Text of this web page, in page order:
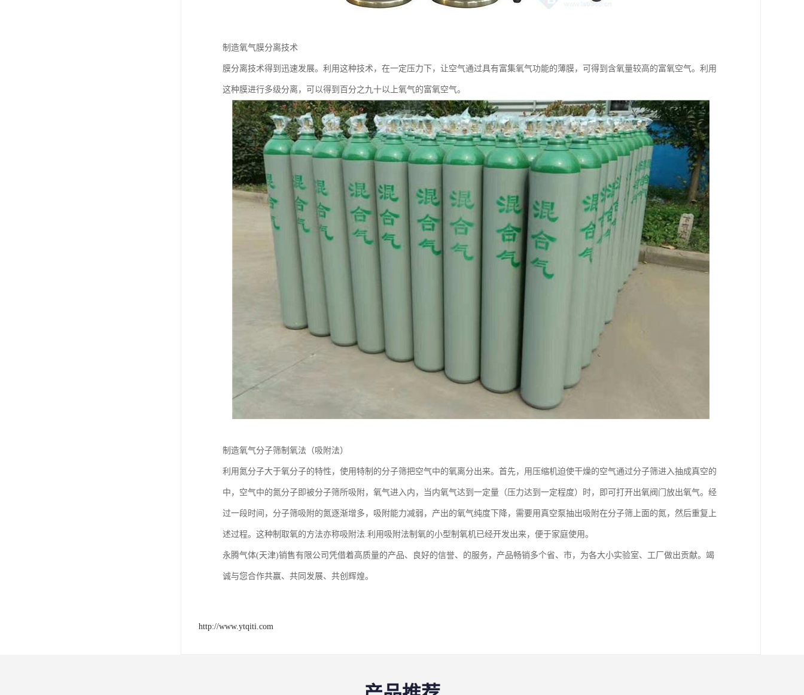
制造氧气膜分离技术
膜分离技术得到迅速发展。利用这种技术，在一定压力下，让空气通过具有富集氧气功能的薄膜，可得到含氧量较高的富氧空气。利用
这种膜进行多级分离，可以得到百分之九十以上氧气的富氧空气。
制造氧气分子筛制氧法（吸附法）
利用氮分子大于氧分子的特性，使用特制的分子筛把空气中的氧离分出来。首先，用压缩机迫使干燥的空气通过分子筛进入抽成真空的
中，空气中的氮分子即被分子筛所吸附，氧气进入内，当内氧气达到一定量（压力达到一定程度）时，即可打开出氧阀门放出氧气。经
过一段时间，分子筛吸附的氮逐渐增多，吸附能力减弱，产出的氧气纯度下降，需要用真空泵抽出吸附在分子筛上面的氮，然后重复上
述过程。这种制取氧的方法亦称吸附法.利用吸附法制氧的小型制氧机已经开发出来，便于家庭使用。
永腾气体(天津)销售有限公司凭借着高质量的产品、良好的信誉、的服务，产品畅销多个省、市，为各大小实验室、工厂做出贡献。竭
诚与您合作共赢、共同发展、共创辉煌。
http://www.ytqiti.com